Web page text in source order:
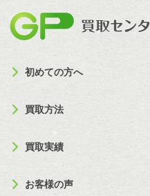
初めての方へ
買取方法
買取実績
お客様の声